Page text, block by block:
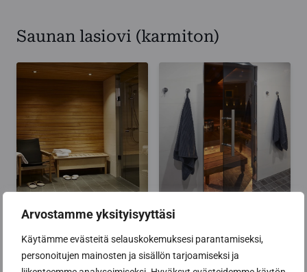
Arvostamme yksityisyyttäsi
Käytämme evästeitä selauskokemuksesi parantamiseksi,
personoitujen mainosten ja sisällön tarjoamiseksi ja
Saunan lasiovi (karmiton)